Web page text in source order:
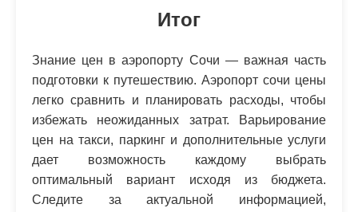
Итог
Знание цен в аэропорту Сочи — важная часть
подготовки к путешествию. Аэропорт сочи цены
легко сравнить и планировать расходы, чтобы
избежать неожиданных затрат. Варьирование
цен на такси, паркинг и дополнительные услуги
дает возможность каждому выбрать
оптимальный вариант исходя из бюджета.
Следите за актуальной информацией,